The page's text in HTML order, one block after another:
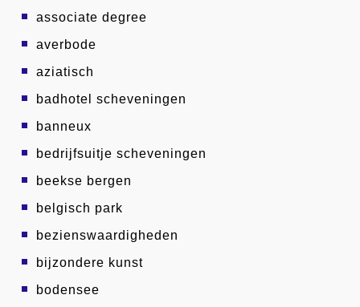
associate degree
averbode
aziatisch
badhotel scheveningen
banneux
bedrijfsuitje scheveningen
beekse bergen
belgisch park
bezienswaardigheden
bijzondere kunst
bodensee